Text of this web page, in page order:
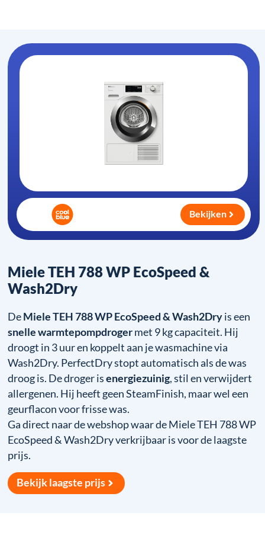
Miele TEH 788 WP EcoSpeed &
Wash2Dry
DeMiele TEH 788 WP EcoSpeed & Wash2Dryis een
snelle warmtepompdrogermet 9 kg capaciteit. Hij
droogt in 3 uur en koppelt aan je wasmachine via
Wash2Dry. PerfectDry stopt automatisch als de was
droog is. De droger isenergiezuinig, stil en verwijdert
allergenen. Hij heeft geen SteamFinish, maar wel een
geurflacon voor frisse was.
Ga direct naar de webshop waar de Miele TEH 788 WP
EcoSpeed & Wash2Dry verkrijbaar is voor de laagste
prijs.
Bekijk laagste prijs
Bekijken